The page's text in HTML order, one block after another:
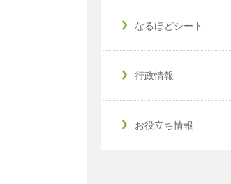
なるほどシート
行政情報
お役立ち情報